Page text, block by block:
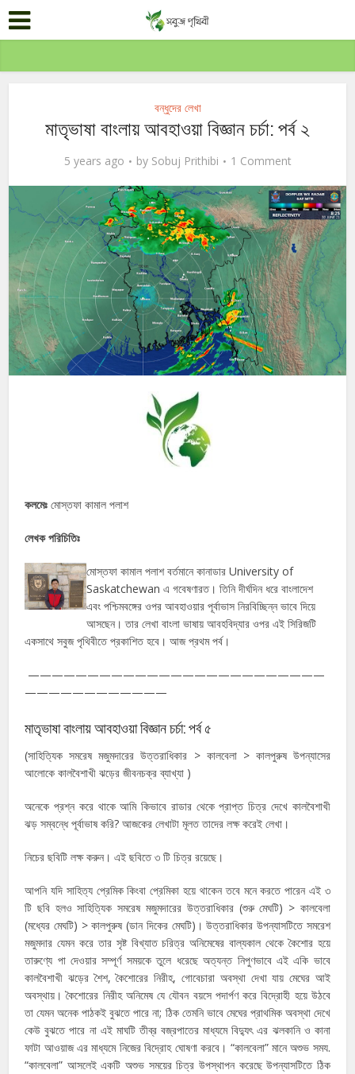
বন্ধুদের লেখা
মাতৃভাষা বাংলায় আবহাওয়া বিজ্ঞান চর্চা: পর্ব ২
5 years ago by Sobuj Prithibi 1 Comment
কলমেঃ মোস্তফা কামাল পলাশ
লেখক পরিচিতিঃ
মোস্তফা কামাল পলাশ বর্তমানে কানাডার University of
Saskatchewan এ গবেষণারত। তিনি দীর্ঘদিন ধরে বাংলাদেশ
এবং পশ্চিমবঙ্গের ওপর আবহাওয়ার পূর্বাভাস নিরবিচ্ছিন্ন ভাবে দিয়ে
আসছেন। তার লেখা বাংলা ভাষায় আবহবিদ্যার ওপর এই সিরিজটি
একসাথে সবুজ পৃথিবীতে প্রকাশিত হবে। আজ প্রথম পর্ব।
—————————————————————————
————————————
মাতৃভাষা বাংলায় আবহাওয়া বিজ্ঞান চর্চা: পর্ব ৫
(সাহিত্যিক সমরেষ মজুমদারের উত্তরাধিকার > কালবেলা > কালপুরুষ উপন্যাসের
আলোকে কালবৈশাখী ঝড়ের জীবনচক্র ব্যাখ্যা )
অনেকে প্রশ্ন করে থাকে আমি কিভাবে রাডার থেকে প্রাপ্ত চিত্র দেখে কালবৈশাখী
ঝড় সম্বন্ধে পূর্বাভাষ করি? আজকের লেখাটা মূলত তাদের লক্ষ করেই লেখা।
নিচের ছবিটি লক্ষ করুন। এই ছবিতে ৩ টি চিত্র রয়েছে।
আপনি যদি সাহিত্য প্রেমিক কিংবা প্রেমিকা হয়ে থাকেন তবে মনে করতে পারেন এই ৩
টি ছবি হলও সাহিত্যিক সমরেষ মজুমদারের উত্তরাধিকার (শুরু মেঘটি) > কালবেলা
(মধ্যের মেঘটি) > কালপুরুষ (ডান দিকের মেঘটি)। উত্তরাধিকার উপন্যাসটিতে সমরেশ
মজুমদার যেমন করে তার সৃষ্ট বিখ্যাত চরিত্র অনিমেষের বাল্যকাল থেকে কৈশোর হয়ে
তারুণ্যে পা দেওয়ার সম্পূর্ণ সময়কে তুলে ধরেছে অত্যন্ত নিপুণভাবে এই একি ভাবে
কালবৈশাখী ঝড়ের শৈশ, কৈশোরের নিরীহ, গোবেচারা অবস্থা দেখা যায় মেঘের আই
অবস্থায়। কৈশোরের নিরীহ অনিমেষ যে যৌবন বয়সে পদার্পণ করে বিদ্রোহী হয়ে উঠবে
তা যেমন অনেক পাঠকই বুঝতে পারে না; ঠিক তেমনি ভাবে মেঘের প্রাথমিক অবস্থা দেখে
কেউ বুঝতে পারে না এই মাঘটি তীব্র বজ্রপাতের মাধ্যমে বিদ্যুৎ এর ঝলকানি ও কানা
ফাটা আওয়াজ এর মাধ্যমে নিজের বিদ্রোহ ঘোষণা করবে। “কালবেলা” মানে অশুভ সময.
“কালবেলা” আসলেই একটি অশুভ সময়ের চিত্র উপস্থাপন করেছে উপন্যাসটিতে ঠিক